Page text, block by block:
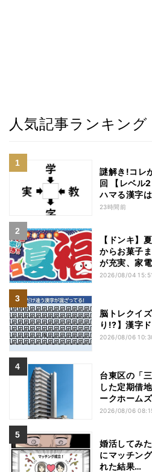
人気記事ランキング
謎解き!コレ
回 【レベル
ハマる漢字
23時間前
【ドンキ】
からお菓子
が充実、家
特価
2026/08/04
脳トレクイ
り!?】漢字
2026/08/06
台東区の「
した定期借
ークホーム
2026/08/06
婚活してみ
にマッチン
れた結果…